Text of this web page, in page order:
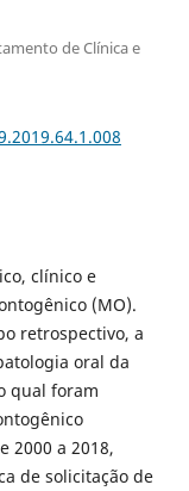
de Clí­nica e
clí­nico e
(MO).
retrospectivo, a
oral da
qual foram
2000 a 2018,
de solicitação de